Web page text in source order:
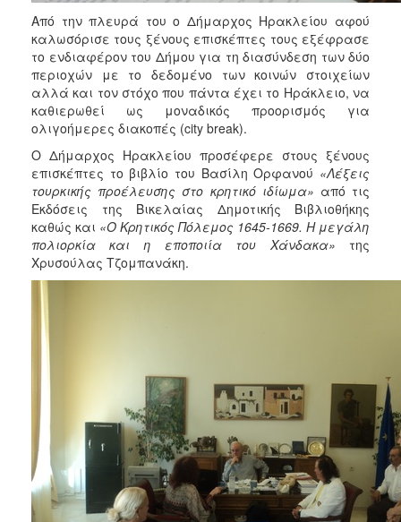
Από την πλευρά του ο Δήμαρχος Ηρακλείου αφού
καλωσόρισε τους ξένους επισκέπτες τους εξέφρασε
το ενδιαφέρον του Δήμου για τη διασύνδεση των δύο
περιοχών με το δεδομένο των κοινών στοιχείων
αλλά και τον στόχο που πάντα έχει το Ηράκλειο, να
καθιερωθεί ως μοναδικός προορισμός για
ολιγοήμερες διακοπές (city break).
Ο Δήμαρχος Ηρακλείου προσέφερε στους ξένους
επισκέπτες το βιβλίο του Βασίλη Ορφανού «Λέξεις
τουρκικής προέλευσης στο κρητικό ιδίωμα» από τις
Εκδόσεις της Βικελαίας Δημοτικής Βιβλιοθήκης
καθώς και «Ο Κρητικός Πόλεμος 1645-1669. Η μεγάλη
πολιορκία και η εποποιία του Χάνδακα» της
Χρυσούλας Τζομπανάκη.